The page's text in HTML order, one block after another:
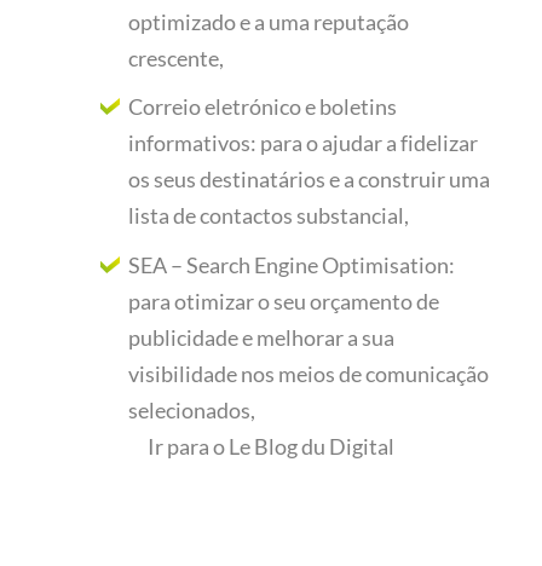
optimizado e a uma reputação
crescente,
Correio eletrónico e boletins
informativos: para o ajudar a fidelizar
os seus destinatários e a construir uma
lista de contactos substancial,
SEA – Search Engine Optimisation:
para otimizar o seu orçamento de
publicidade e melhorar a sua
visibilidade nos meios de comunicação
selecionados,
Ir para o Le Blog du Digital